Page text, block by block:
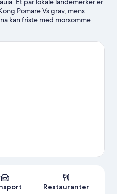
Pomare Vs grav, mens
kan friste med morsomme
Kart
Restauranter